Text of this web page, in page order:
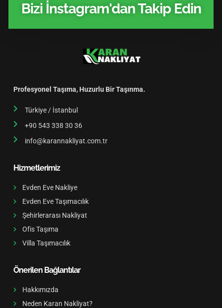
Bizi İnstagram'dan Takip Edin
Profesyonel Taşıma, Huzurlu Bir Taşınma.
Türkiye / İstanbul
+90 543 338 30 36
info@karannakliyat.com.tr
Hizmetlerimiz
Evden Eve Nakliye
Evden Eve Taşımacılık
Şehirlerarası Nakliyat
Ofis Taşıma
Villa Taşımacılık
Önerilen Bağlantılar
Hakkımızda
Neden Karan Nakliyat?